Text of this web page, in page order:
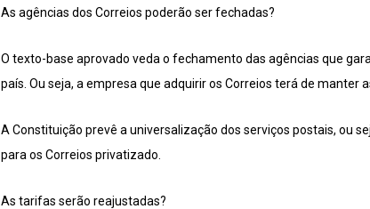
As agências dos Correios poderão ser fechadas?
O texto-base aprovado veda o fechamento das agências que
país. Ou seja, a empresa que adquirir os Correios terá de
A Constituição prevê a universalização dos serviços postais, ou
para os Correios privatizado.
As tarifas serão reajustadas?